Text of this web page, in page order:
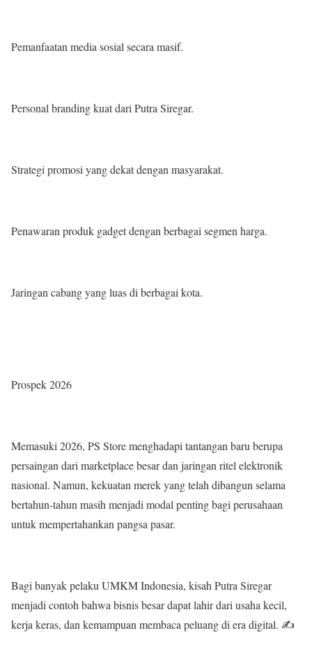
Pemanfaatan media sosial secara masif.
Personal branding kuat dari Putra Siregar.
Strategi promosi yang dekat dengan masyarakat.
Penawaran produk gadget dengan berbagai segmen harga.
Jaringan cabang yang luas di berbagai kota.
Prospek 2026
Memasuki 2026, PS Store menghadapi tantangan baru berupa
persaingan dari marketplace besar dan jaringan ritel elektronik
nasional. Namun, kekuatan merek yang telah dibangun selama
bertahun-tahun masih menjadi modal penting bagi perusahaan
untuk mempertahankan pangsa pasar.
Bagi banyak pelaku UMKM Indonesia, kisah Putra Siregar
menjadi contoh bahwa bisnis besar dapat lahir dari usaha kecil,
kerja keras, dan kemampuan membaca peluang di era digital. ✍️